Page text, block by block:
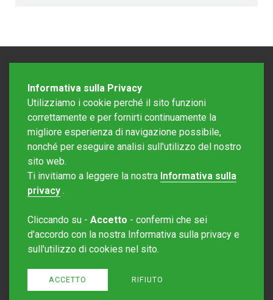
Editore Rotostampa SA
Sito creato daRedesign
Informativa sulla Privacy
Utilizziamo i cookie perché il sito funzioni
correttamente e per fornirti continuamente la
migliore esperienza di navigazione possibile,
nonché per eseguire analisi sull'utilizzo del nostro
sito web.
Ti invitiamo a leggere la nostra Informativa sulla
privacy .
Cliccando su - Accetto - confermi che sei
d'accordo con la nostra Informativa sulla privacy e
sull'utilizzo di cookies nel sito.
ACCETTO RIFIUTO